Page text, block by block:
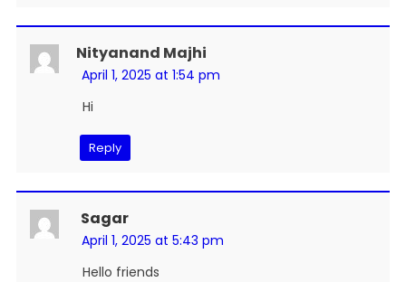
Nityanand Majhi
April 1, 2025 at 1:54 pm
Hi
Reply
Sagar
April 1, 2025 at 5:43 pm
Hello friends